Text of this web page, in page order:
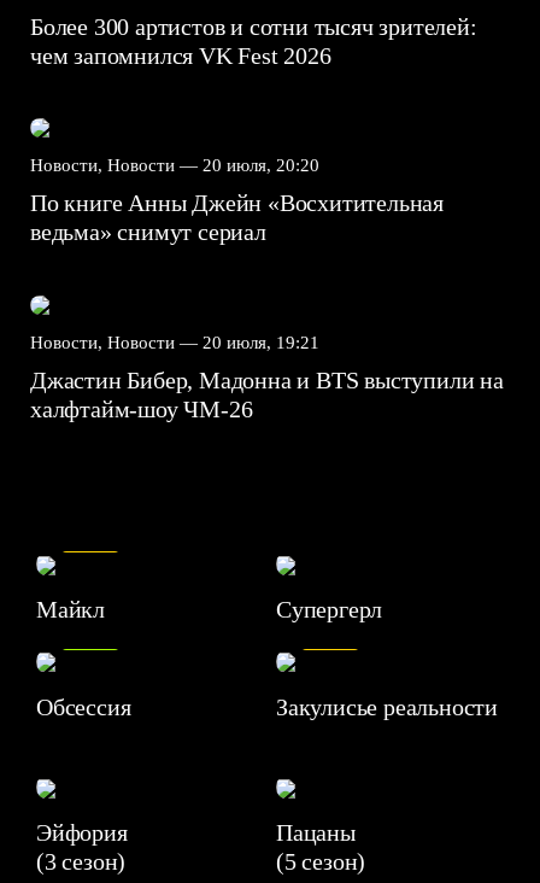
Более 300 артистов и сотни тысяч зрителей:
чем запомнился VK Fest 2026
Новости, Новости — 20 июля, 20:20
По книге Анны Джейн «Восхитительная
ведьма» снимут сериал
Новости, Новости — 20 июля, 19:21
Джастин Бибер, Мадонна и BTS выступили на
халфтайм-шоу ЧМ-26
Майкл Супергерл
Обсессия
7.1
Закулисье реальности
Эйфория
(3 сезон)
Пацаны
(5 сезон)